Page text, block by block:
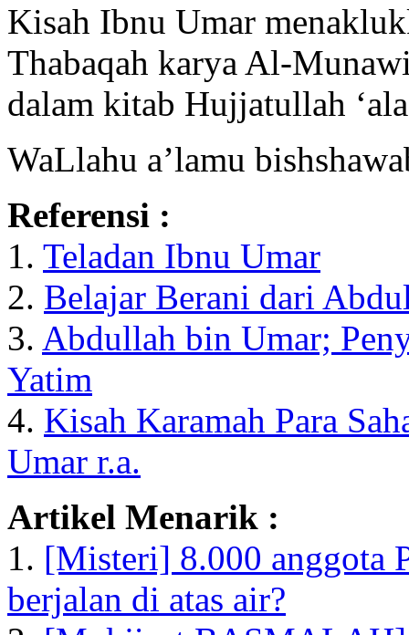
Kisah Ibnu Umar
Thabaqah karya Al-
dalam kitab Hujjatullah
WaLlahu a’lamu
Referensi :
1. Teladan Ibnu Umar
2. Belajar Berani dari
3. Abdullah bin Umar;
Yatim
4. Kisah Karamah Para
Umar r.a.
Artikel Menarik :
1. [Misteri] 8.000 anggota
berjalan di atas air?